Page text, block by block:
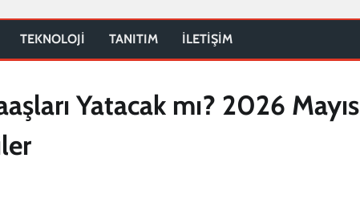
TEKNOLOJİ TANITIM İLETİŞİM
Yatacak mı? 2026 Mayıs